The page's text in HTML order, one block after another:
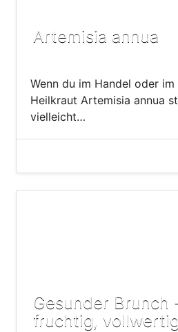
Artemisia annua
Wenn du im Handel oder
Heilkraut Artemisia annua
vielleicht…
Gesunder Brunch
fruchtig, vollwertig